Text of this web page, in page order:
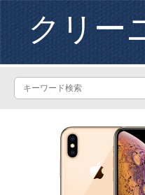
クリー